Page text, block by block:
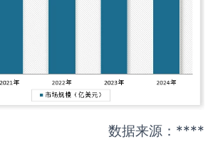
数据来源：****